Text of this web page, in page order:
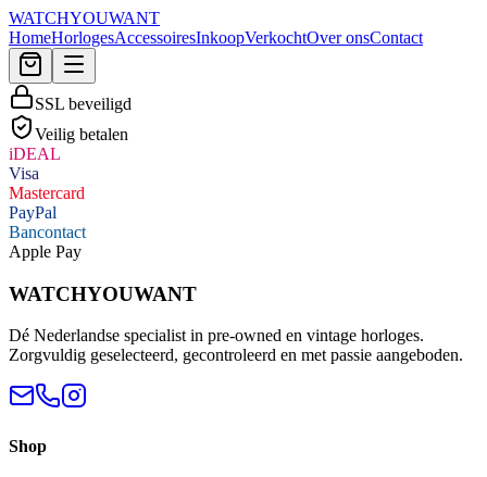
WATCHYOUWANT
HomeHorlogesAccessoiresInkoopVerkochtOver onsContact
SSL beveiligd
Veilig betalen
iDEAL
Visa
Mastercard
PayPal
Bancontact
Apple Pay
WATCHYOUWANT
Dé Nederlandse specialist in pre-owned en vintage horloges.
Zorgvuldig geselecteerd, gecontroleerd en met passie aangeboden.
Shop